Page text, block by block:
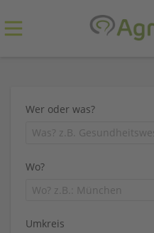
Wer oder was?
Wo?
Umkreis